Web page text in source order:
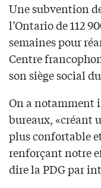
Une subvention
l’Ontario de 112
semaines pour
Centre
son siège social
On a notamment
bureaux, «créant
plus confortable
renforçant notre
dire la PDG par